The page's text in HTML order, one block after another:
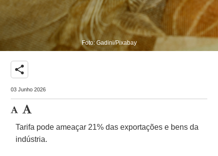
Foto: Gadini/Pixabay
share
03 Junho 2026
Tarifa pode ameaçar 21% das exportações e bens da
indústria.